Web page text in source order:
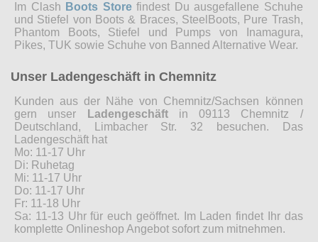
Im Clash Boots Storefindest Du ausgefallene Schuhe
und Stiefel von Boots & Braces, SteelBoots, Pure Trash,
Phantom Boots, Stiefel und Pumps von Inamagura,
Pikes, TUK sowie Schuhe von Banned Alternative Wear.
Unser Ladengeschäft in Chemnitz
Kunden aus der Nähe von Chemnitz/Sachsen können
gern unser
Ladengeschäftin 09113 Chemnitz /
Deutschland, Limbacher Str. 32 besuchen. Das
Ladengeschäft hat
Mo: 11-17 Uhr
Di: Ruhetag
Mi: 11-17 Uhr
Do: 11-17 Uhr
Fr: 11-18 Uhr
Sa: 11-13 Uhr für euch geöffnet. Im Laden findet Ihr das
komplette Onlineshop Angebot sofort zum mitnehmen.